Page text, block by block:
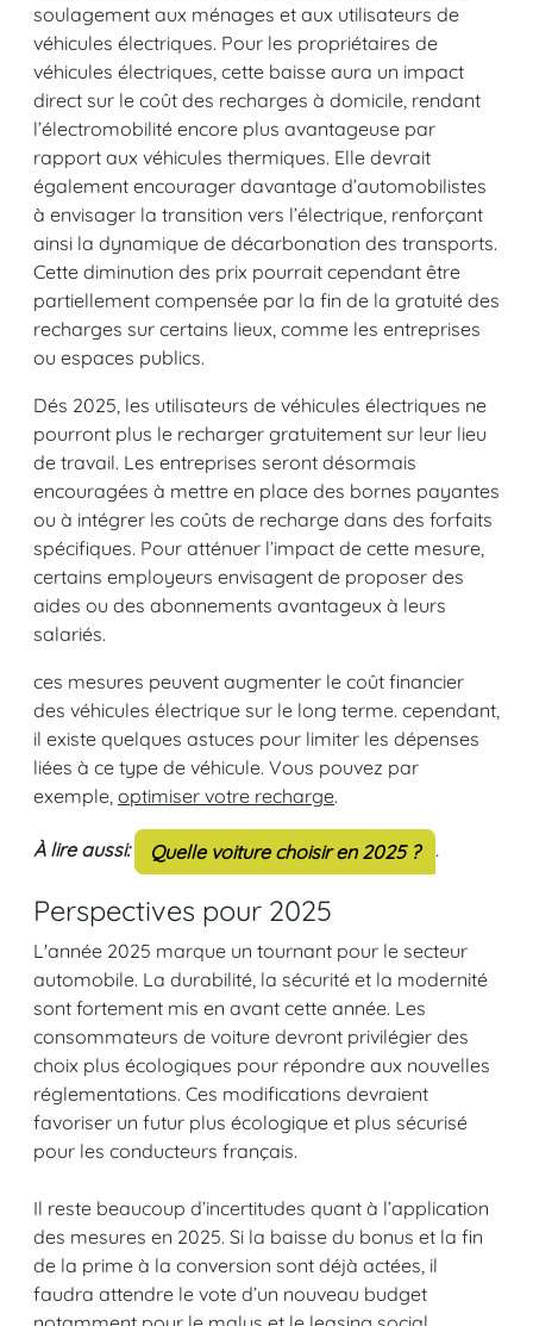
soulagement aux ménages et aux utilisateurs de
véhicules électriques. Pour les propriétaires de
véhicules électriques, cette baisse aura un impact
direct sur le coût des recharges à domicile, rendant
l’électromobilité encore plus avantageuse par
rapport aux véhicules thermiques. Elle devrait
également encourager davantage d’automobilistes
à envisager la transition vers l’électrique, renforçant
ainsi la dynamique de décarbonation des transports.
Cette diminution des prix pourrait cependant être
partiellement compensée par la fin de la gratuité des
recharges sur certains lieux, comme les entreprises
ou espaces publics.
Dés 2025, les utilisateurs de véhicules électriques ne
pourront plus le recharger gratuitement sur leur lieu
de travail. Les entreprises seront désormais
encouragées à mettre en place des bornes payantes
ou à intégrer les coûts de recharge dans des forfaits
spécifiques. Pour atténuer l’impact de cette mesure,
certains employeurs envisagent de proposer des
aides ou des abonnements avantageux à leurs
salariés.
ces mesures peuvent augmenter le coût financier
des véhicules électrique sur le long terme. cependant,
il existe quelques astuces pour limiter les dépenses
liées à ce type de véhicule. Vous pouvez par
exemple, optimiser votre recharge.
À lire aussi: Quelle voiture choisir en 2025 ? .
Perspectives pour 2025
L'année 2025 marque un tournant pour le secteur
automobile. La durabilité, la sécurité et la modernité
sont fortement mis en avant cette année. Les
consommateurs de voiture devront privilégier des
choix plus écologiques pour répondre aux nouvelles
réglementations. Ces modifications devraient
favoriser un futur plus écologique et plus sécurisé
pour les conducteurs français.
Il reste beaucoup d’incertitudes quant à l’application
des mesures en 2025. Si la baisse du bonus et la fin
de la prime à la conversion sont déjà actées, il
faudra attendre le vote d’un nouveau budget